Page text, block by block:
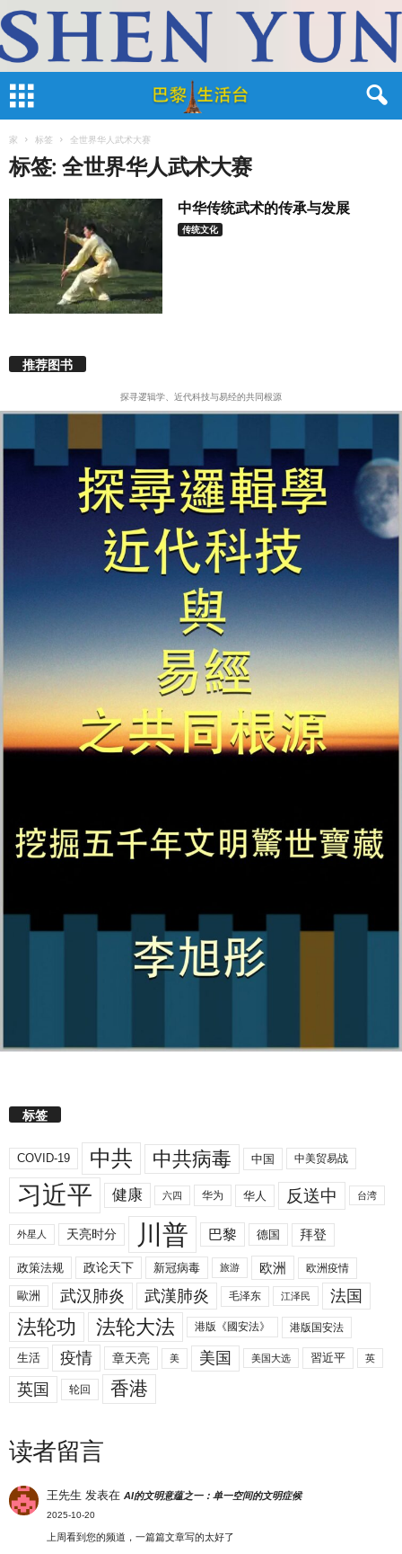
家 标签 全世界华人武术大赛
标签: 全世界华人武术大赛
中华传统武术的传承与发展
传统文化
推荐图书
探寻逻辑学、近代科技与易经的共同根源
标签
COVID-19 中共 中共病毒 中国 中美贸易战
习近平 健康 六四 华为 华人 反送中 台湾
外星人 天亮时分 川普 巴黎 德国 拜登
政策法规 政论天下 新冠病毒 旅游 欧洲 欧洲疫情
歐洲 武汉肺炎 武漢肺炎 毛泽东 江泽民 法国
法轮功 法轮大法 港版《國安法》 港版国安法
生活 疫情 章天亮 美 美国 美国大选 習近平 英
英国 轮回 香港
读者留言
王先生 发表在AI的文明意蕴之一：单一空间的文明症候
2025-10-20
上周看到您的频道，一篇篇文章写的太好了